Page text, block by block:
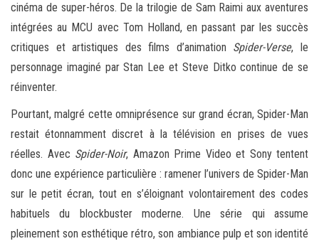
cinéma de super-héros. De la trilogie de Sam Raimi aux aventures
intégrées au MCU avec Tom Holland, en passant par les succès
critiques et artistiques des films d’animation Spider-Verse, le
personnage imaginé par Stan Lee et Steve Ditko continue de se
réinventer.
Pourtant, malgré cette omniprésence sur grand écran, Spider-Man
restait étonnamment discret à la télévision en prises de vues
réelles. Avec Spider-Noir, Amazon Prime Video et Sony tentent
donc une expérience particulière : ramener l’univers de Spider-Man
sur le petit écran, tout en s’éloignant volontairement des codes
habituels du blockbuster moderne. Une série qui assume
pleinement son esthétique rétro, son ambiance pulp et son identité